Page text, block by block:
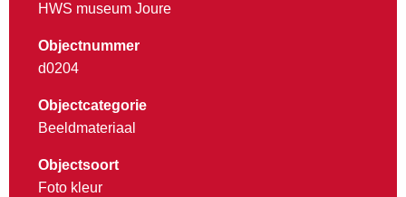
HWS museum Joure
Objectnummer
d0204
Objectcategorie
Beeldmateriaal
Objectsoort
Foto kleur